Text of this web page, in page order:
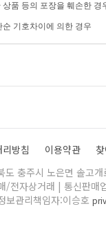
품 등의 포장을 훼손한 경
순 기호차이에 의한 경우
방침 이용약관
충주시 노은면 솔고
전자상거래 | 통신판매
관리책임자:이승호